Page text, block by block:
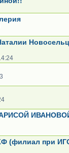
(филиал при